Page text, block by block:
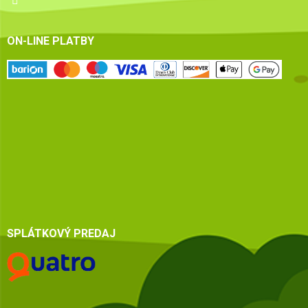
ON-LINE PLATBY
SPLÁTKOVÝ PREDAJ